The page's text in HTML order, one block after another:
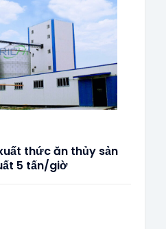
thức ăn thủy sản
5 tấn/giờ